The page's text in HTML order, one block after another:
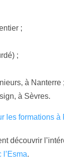
;
;
à Nanterre ;
à Sèvres.
les formations à
découvrir
.